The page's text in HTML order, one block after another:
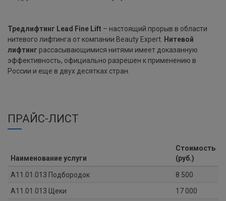
Тредлифтинг Lead Fine Lift – настоящий прорыв в области
нитевого лифтинга от компании Beauty Expert. Нитевой
лифтинг рассасывающимися нитями имеет доказанную
эффективность, официально разрешен к применению в
России и еще в двух десятках стран.
ПРАЙС-ЛИСТ
Наименование услуги
Стоимость
(руб.)
А11.01.013 Подбородок
8 500
А11.01.013 Щеки
17 000